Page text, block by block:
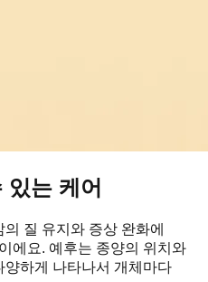
는 케어
질 유지와 증상 완화에
에요. 예후는 종양의 위치와
양하게 나타나서 개체마다